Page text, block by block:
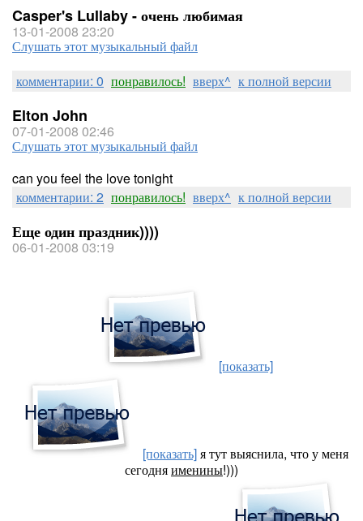
Casper's Lullaby - очень любимая
13-01-2008 23:20
Слушать этот музыкальный файл
комментарии: 0 понравилось! вверх^ к полной версии
Elton John
07-01-2008 02:46
Слушать этот музыкальный файл
can you feel the love tonight
комментарии: 2 понравилось! вверх^ к полной версии
Еще один праздник))))
06-01-2008 03:19
[показать]
[показать]я тут выяснила, что у меня
сегодняименины!)))